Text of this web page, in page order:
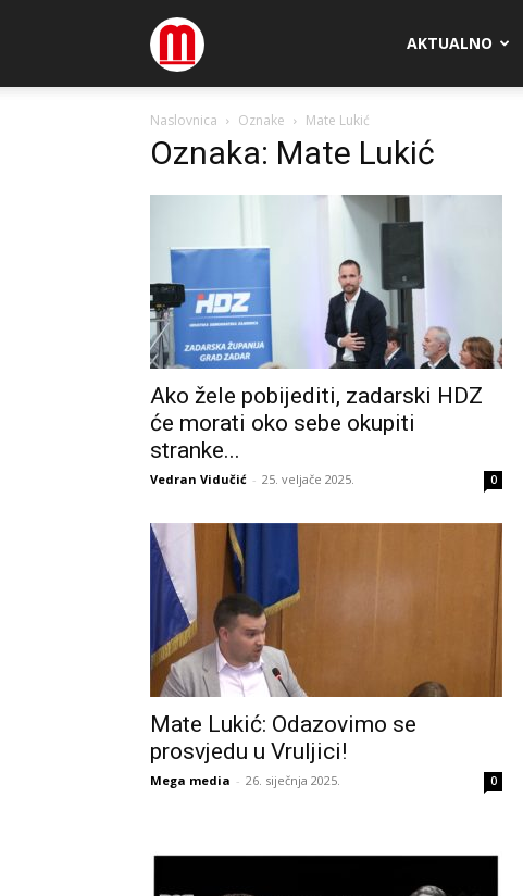
Megamedia AKTUALNO
Naslovnica Oznake Mate Lukić
Oznaka: Mate Lukić
Ako žele pobijediti, zadarski HDZ
će morati oko sebe okupiti
stranke...
Vedran Vidučić - 25. veljače 2025. 0
Mate Lukić: Odazovimo se
prosvjedu u Vruljici!
Mega media - 26. siječnja 2025. 0